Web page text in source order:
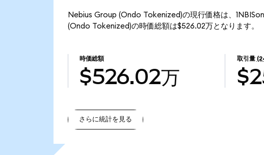
Nebius Group (Ondo Tokenized)の現行価格は、
(Ondo Tokenized)の時価総額は$526.02万となります。
時価総額
$526.02万
取引量
さらに統計を見る